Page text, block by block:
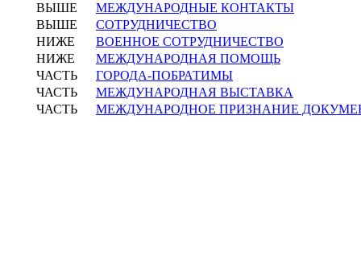
ВЫШЕ
МЕЖДУНАРОДНЫЕ КОНТАКТЫ
ВЫШЕ
СОТРУДНИЧЕСТВО
НИЖЕ
ВОЕННОЕ СОТРУДНИЧЕСТВО
НИЖЕ
МЕЖДУНАРОДНАЯ ПОМОЩЬ
ЧАСТЬ
ГОРОДА-ПОБРАТИМЫ
ЧАСТЬ
МЕЖДУНАРОДНАЯ ВЫСТАВКА
ЧАСТЬ
МЕЖДУНАРОДНОЕ ПРИЗНАНИЕ